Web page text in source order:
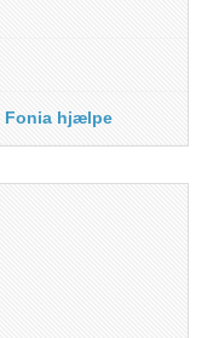
Fonia hjælpe